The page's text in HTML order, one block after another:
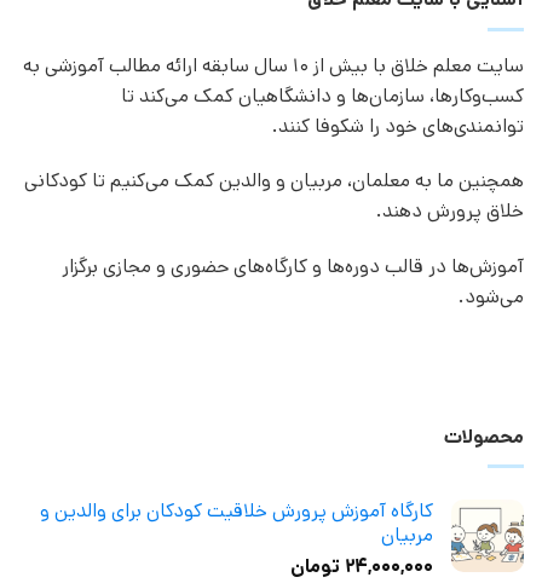
سایت معلم خلاق با بیش از 10 سال سابقه ارائه مطالب آموزشی به
کسب‌وکارها، سازمان‌ها و دانشگاهیان کمک می‌کند تا
توانمندی‌های خود را شکوفا کنند.
همچنین ما به معلمان، مربیان و والدین کمک می‌کنیم تا کودکانی
خلاق پرورش دهند.
آموزش‌ها در قالب دوره‌ها و کارگاه‌های حضوری و مجازی برگزار
می‌شود.
محصولات
کارگاه آموزش پرورش خلاقیت کودکان برای والدین و
مربیان
۲۴,۰۰۰,۰۰۰ تومان